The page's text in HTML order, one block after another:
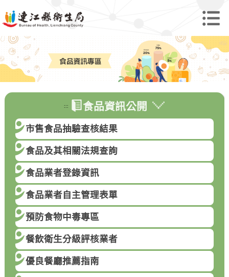
::: 食品資訊公開
市售食品抽驗查核結果
食品及其相關法規查詢
食品業者登錄資訊
食品業者自主管理表單
預防食物中毒專區
餐飲衛生分級評核業者
優良餐廳推薦指南